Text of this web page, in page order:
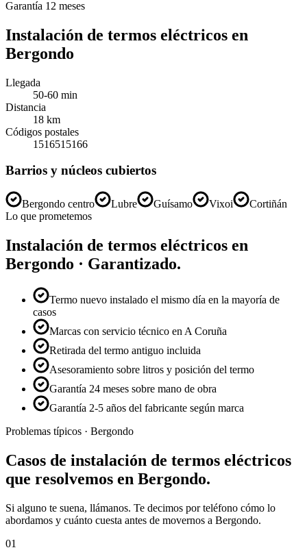
Garantía 12 meses
Instalación de termos eléctricos en
Bergondo
Llegada
50-60 min
Distancia
18 km
Códigos postales
1516515166
Barrios y núcleos cubiertos
Bergondo centro Lubre Guísamo Vixoi
Cortiñán
Lo que prometemos
Instalación de termos eléctricos en
Bergondo · Garantizado.
Termo nuevo instalado el mismo día en la mayoría de
casos
Marcas con servicio técnico en A Coruña
Retirada del termo antiguo incluida
Asesoramiento sobre litros y posición del termo
Garantía 24 meses sobre mano de obra
Garantía 2-5 años del fabricante según marca
Problemas típicos · Bergondo
Casos de instalación de termos eléctricos
que resolvemos en Bergondo.
Si alguno te suena, llámanos. Te decimos por teléfono cómo lo
abordamos y cuánto cuesta antes de movernos a Bergondo.
01